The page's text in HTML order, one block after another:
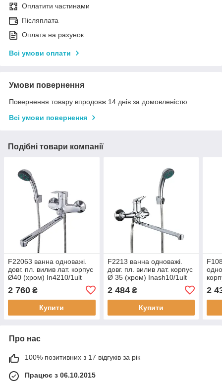
Оплатити частинами
Післяплата
Оплата на рахунок
Всі умови оплати
Умови повернення
Повернення товару впродовж 14 днів за домовленістю
Всі умови повернення
Подібні товари компанії
F22063 ванна одноважі.
довг. пл. вилив лат. корпус
Ø40 (хром) In4210/1ult
2 760 ₴
Купити
F2213 ванна одноважі.
довг. пл. вилив лат. корпус
Ø 35 (хром) Inash10/1ult
2 484₴
Купити
2
Про нас
100% позитивних з 17 відгуків за рік
Працює з 06.10.2015